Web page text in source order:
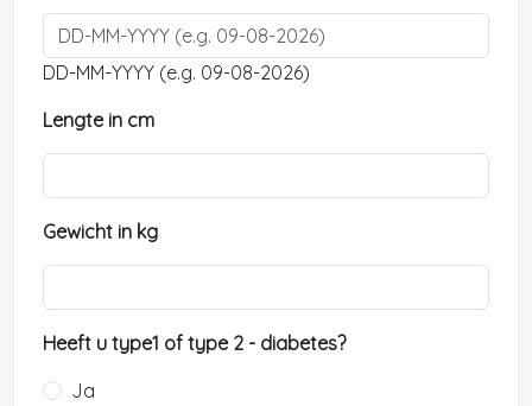
g
i
u
+
3
DD-MM-YYYY (e.g. 09-08-2026)
Lengte in cm
Gewicht in kg
Heeft u type1 of type 2 - diabetes?
Ja